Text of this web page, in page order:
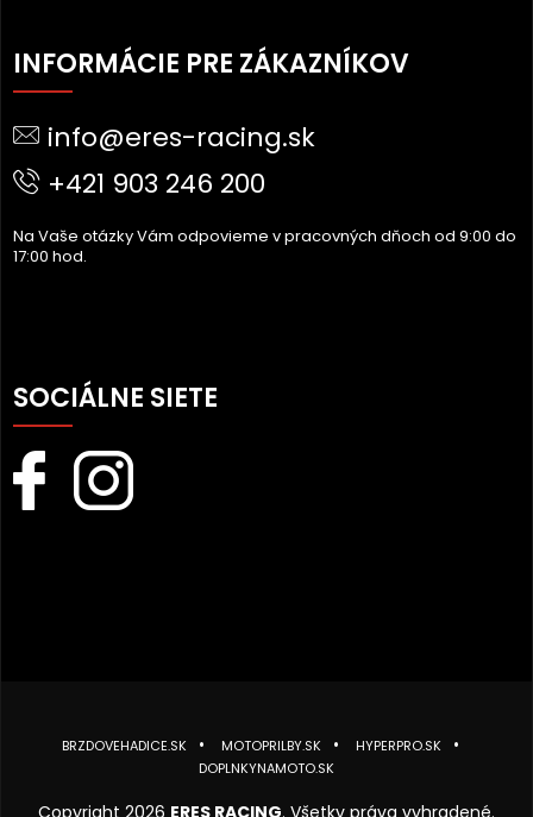
Á
P
T
INFORMÁCIE PRE ZÁKAZNÍKOV
info@eres-racing.sk
+421 903 246 200
Na Vaše otázky Vám odpovieme v pracovných dňoch od 9:00 do
17:00 hod.
SOCIÁLNE SIETE
BRZDOVEHADICE.SK MOTOPRILBY.SK
HYPERPRO.SK
DOPLNKYNAMOTO.SK
Copyright 2026 ERES RACING. Všetky práva vyhradené.